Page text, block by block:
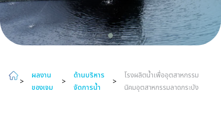
>
ผลงาน
ของเจม
>
ด้านบริหาร
จัดการน้ำ
>
โรงผลิตน้ำเพื่ออุตสาหกรรม
นิคมอุตสาหกรรมลาดกระบัง